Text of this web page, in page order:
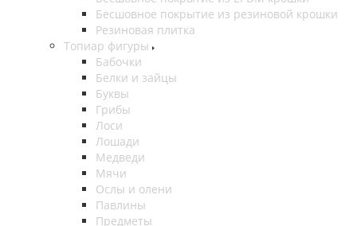
Бесшовное покрытие из резиновой крошки
Резиновая плитка
Топиар фигуры
Бабочки
Белки и зайцы
Буквы
Грибы
Лоси
Лошади
Медведи
Мячи
Ослы и олени
Павлины
Предметы